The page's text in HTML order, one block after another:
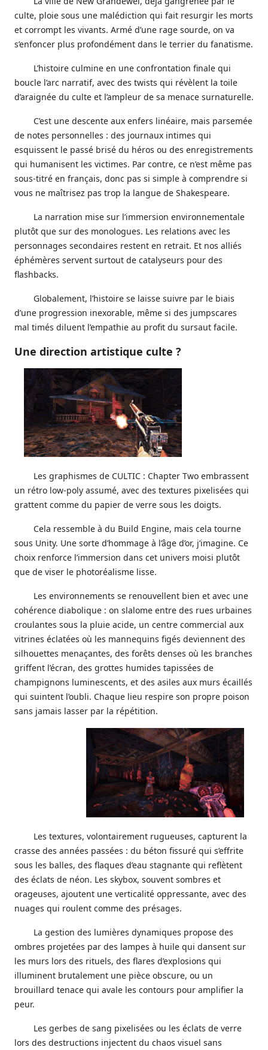
culte, ploie sous une malédiction qui fait resurgir les morts
et corrompt les vivants. Armé d’une rage sourde, on va
s’enfoncer plus profondément dans le terrier du fanatisme.
L’histoire culmine en une confrontation finale qui
boucle l’arc narratif, avec des twists qui révèlent la toile
d’araignée du culte et l’ampleur de sa menace surnaturelle.
C’est une descente aux enfers linéaire, mais parsemée
de notes personnelles : des journaux intimes qui
esquissent le passé brisé du héros ou des enregistrements
qui humanisent les victimes. Par contre, ce n’est même pas
sous-titré en français, donc pas si simple à comprendre si
vous ne maîtrisez pas trop la langue de Shakespeare.
La narration mise sur l’immersion environnementale
plutôt que sur des monologues. Les relations avec les
personnages secondaires restent en retrait. Et nos alliés
éphémères servent surtout de catalyseurs pour des
flashbacks.
Globalement, l’histoire se laisse suivre par le biais
d’une progression inexorable, même si des jumpscares
mal timés diluent l’empathie au profit du sursaut facile.
Une direction artistique culte ?
Les graphismes de CULTIC : Chapter Two embrassent
un rétro low-poly assumé, avec des textures pixelisées qui
grattent comme du papier de verre sous les doigts.
Cela ressemble à du Build Engine, mais cela tourne
sous Unity. Une sorte d’hommage à l’âge d’or, j’imagine. Ce
choix renforce l’immersion dans cet univers moisi plutôt
que de viser le photoréalisme lisse.
Les environnements se renouvellent bien et avec une
cohérence diabolique : on slalome entre des rues urbaines
croulantes sous la pluie acide, un centre commercial aux
vitrines éclatées où les mannequins figés deviennent des
silhouettes menaçantes, des forêts denses où les branches
griffent l’écran, des grottes humides tapissées de
champignons luminescents, et des asiles aux murs écaillés
qui suintent l’oubli. Chaque lieu respire son propre poison
sans jamais lasser par la répétition.
Les textures, volontairement rugueuses, capturent la
crasse des années passées : du béton fissuré qui s’effrite
sous les balles, des flaques d’eau stagnante qui reflètent
des éclats de néon. Les skybox, souvent sombres et
orageuses, ajoutent une verticalité oppressante, avec des
nuages qui roulent comme des présages.
La gestion des lumières dynamiques propose des
ombres projetées par des lampes à huile qui dansent sur
les murs lors des rituels, des flares d’explosions qui
illuminent brutalement une pièce obscure, ou un
brouillard tenace qui avale les contours pour amplifier la
peur.
Les gerbes de sang pixelisées ou les éclats de verre
lors des destructions injectent du chaos visuel sans